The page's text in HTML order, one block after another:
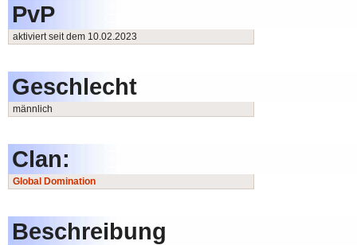
PvP
aktiviert seit dem 10.02.2023
Geschlecht
männlich
Clan:
Global Domination
Beschreibung